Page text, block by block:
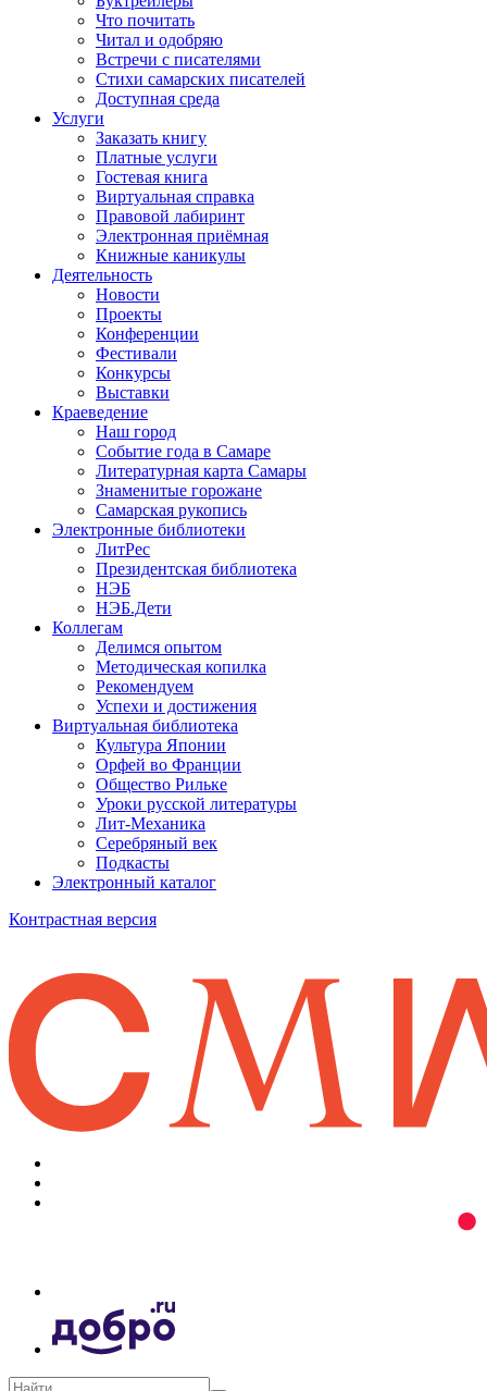
Что почитать
Читал и одобряю
Встречи с писателями
Стихи самарских писателей
Доступная среда
Услуги
Заказать книгу
Платные услуги
Гостевая книга
Виртуальная справка
Правовой лабиринт
Электронная приёмная
Книжные каникулы
Деятельность
Новости
Проекты
Конференции
Фестивали
Конкурсы
Выставки
Краеведение
Наш город
Событие года в Самаре
Литературная карта Самары
Знаменитые горожане
Самарская рукопись
Электронные библиотеки
ЛитРес
Президентская библиотека
НЭБ
НЭБ.Дети
Коллегам
Делимся опытом
Методическая копилка
Рекомендуем
Успехи и достижения
Виртуальная библиотека
Культура Японии
Орфей во Франции
Общество Рильке
Уроки русской литературы
Лит-Механика
Серебряный век
Подкасты
Электронный каталог
Контрастная версия